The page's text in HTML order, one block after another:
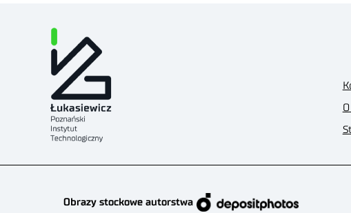
Obrazy stockowe autorstwa